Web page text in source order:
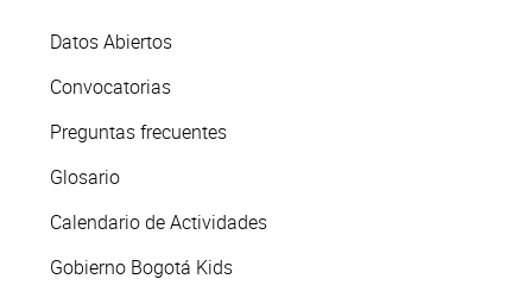
Datos Abiertos
Convocatorias
Preguntas frecuentes
Glosario
Calendario de Actividades
Gobierno Bogotá Kids